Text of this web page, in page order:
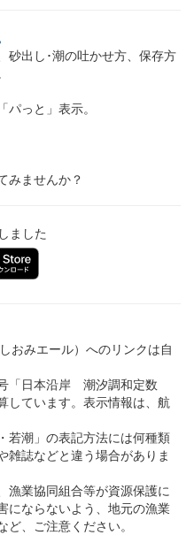
出し･潮の吐かせ方、保存方
っと」表示。
みませんか？
ました
みエール）へのリンクは自
「日本沿岸 潮汐調和定数
ています。表示情報は、航
若潮」の表記方法には何種類
雑誌などと違う場合がありま
漁業協同組合等が資源保護に
にならないよう、地元の漁業
、ご注意ください。